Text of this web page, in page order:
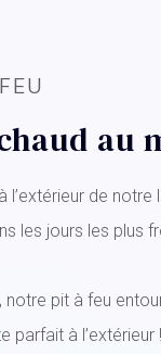
au
l’extérieur de
les jours les plus
notre pit à feu
parfait à l’extérieur !